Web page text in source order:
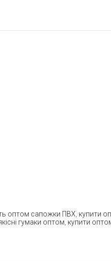
оптом сапожки ПВХ купити
гумаки оптом купити